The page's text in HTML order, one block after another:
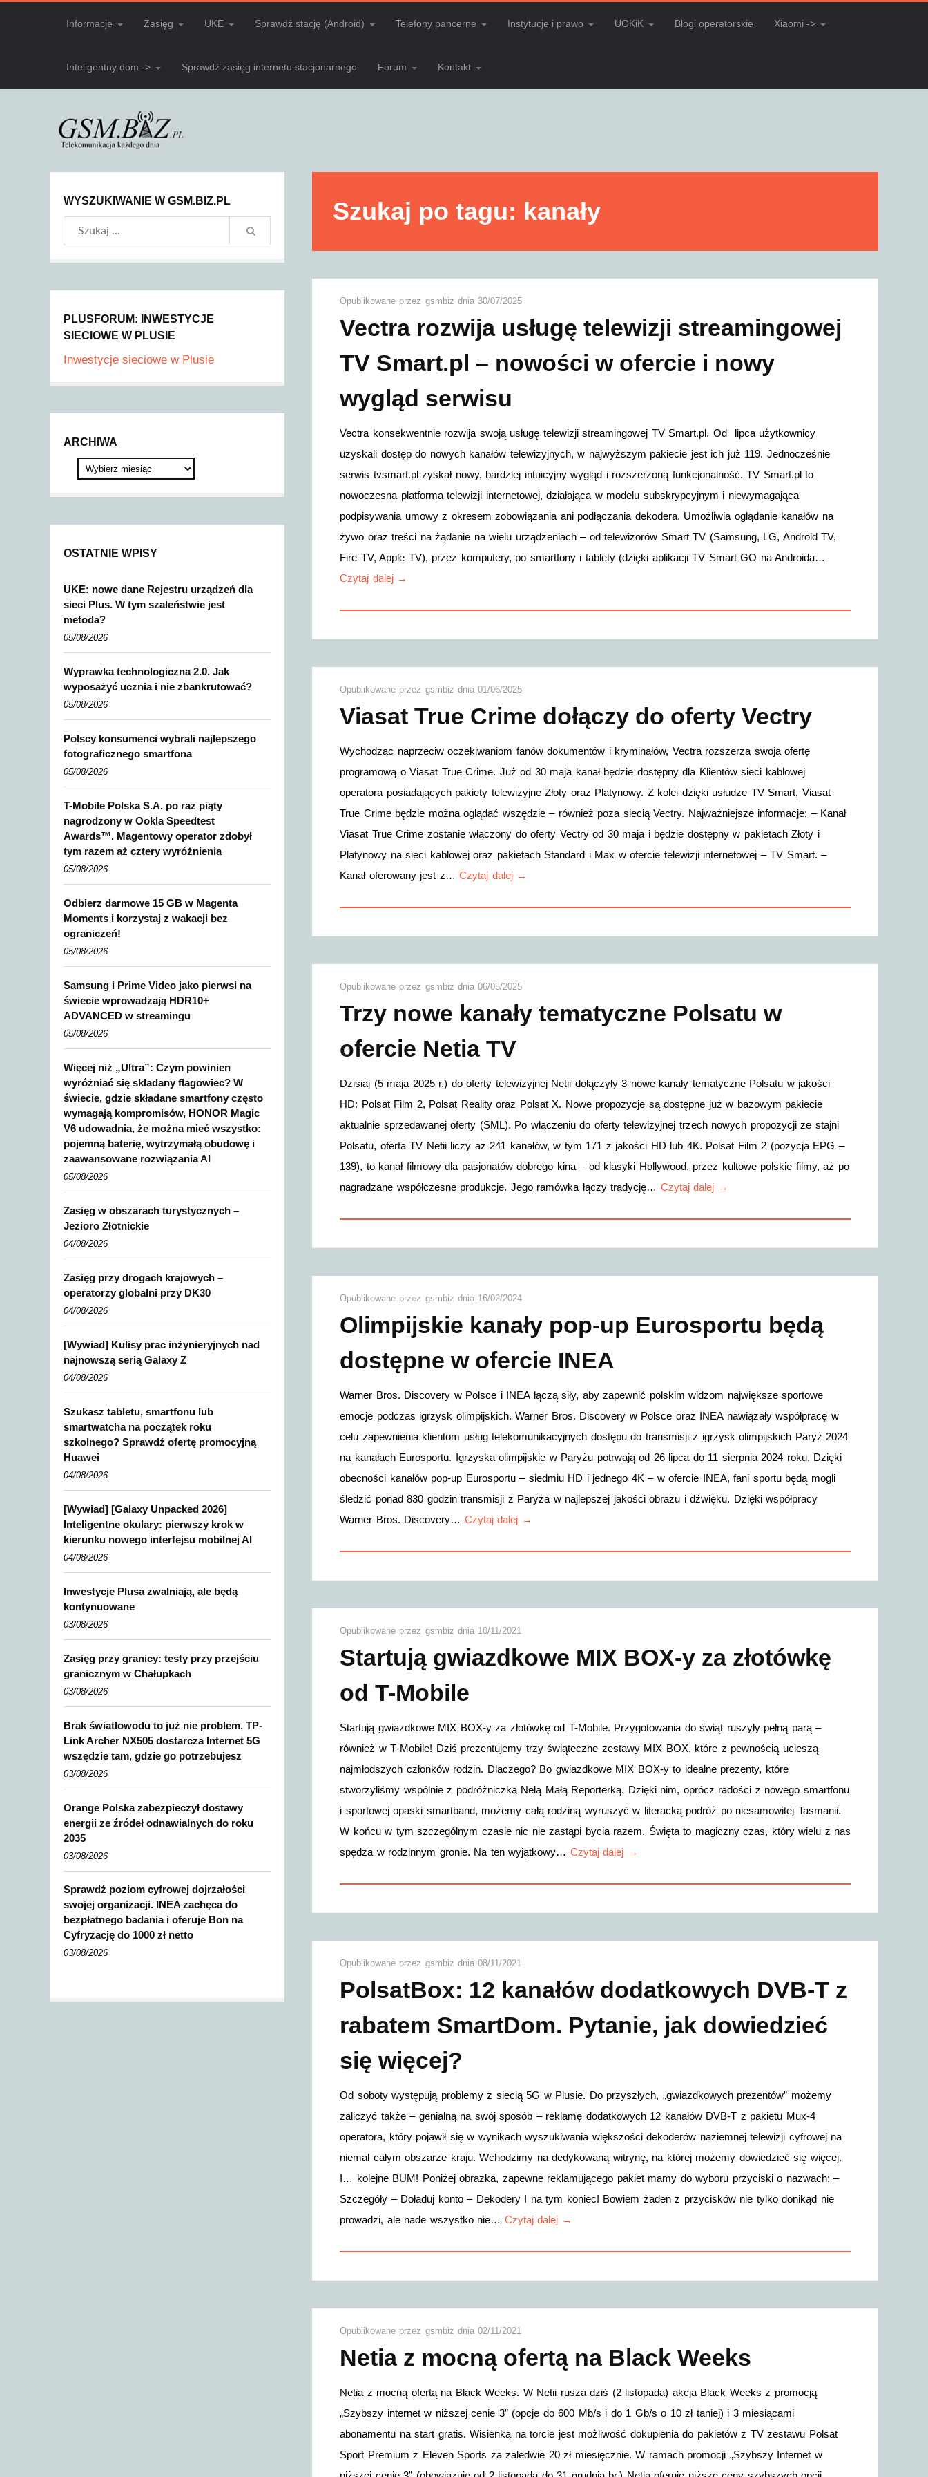
Informacje Zasięg UKE Sprawdź stację (Android) Telefony pancerne Instytucje i prawo UOKiK Blogi operatorskie Xiaomi ->
Inteligentny dom -> Sprawdź zasięg internetu stacjonarnego Forum Kontakt
Szukaj po tagu: kanały
Opublikowane przez gsmbiz dnia 30/07/2025
Vectra rozwija usługę telewizji streamingowej
TV Smart.pl – nowości w ofercie i nowy
wygląd serwisu
Vectra konsekwentnie rozwija swoją usługę telewizji streamingowej TV Smart.pl. Od lipca użytkownicy
uzyskali dostęp do nowych kanałów telewizyjnych, w najwyższym pakiecie jest ich już 119. Jednocześnie
serwis tvsmart.pl zyskał nowy, bardziej intuicyjny wygląd i rozszerzoną funkcjonalność. TV Smart.pl to
nowoczesna platforma telewizji internetowej, działająca w modelu subskrypcyjnym i niewymagająca
podpisywania umowy z okresem zobowiązania ani podłączania dekodera. Umożliwia oglądanie kanałów na
żywo oraz treści na żądanie na wielu urządzeniach – od telewizorów Smart TV (Samsung, LG, Android TV,
Fire TV, Apple TV), przez komputery, po smartfony i tablety (dzięki aplikacji TV Smart GO na Androida…
Czytaj dalej →
Opublikowane przez gsmbiz dnia01/06/2025
Viasat True Crime dołączy do oferty Vectry
Wychodząc naprzeciw oczekiwaniom fanów dokumentów i kryminałów, Vectra rozszerza swoją ofertę
programową o Viasat True Crime. Już od 30 maja kanał będzie dostępny dla Klientów sieci kablowej
operatora posiadających pakiety telewizyjne Złoty oraz Platynowy. Z kolei dzięki usłudze TV Smart, Viasat
True Crime będzie można oglądać wszędzie – również poza siecią Vectry. Najważniejsze informacje: – Kanał
Viasat True Crime zostanie włączony do oferty Vectry od 30 maja i będzie dostępny w pakietach Złoty i
Platynowy na sieci kablowej oraz pakietach Standard i Max w ofercie telewizji internetowej – TV Smart. –
Kanał oferowany jest z… Czytaj dalej →
Opublikowane przez gsmbiz dnia06/05/2025
Trzy nowe kanały tematyczne Polsatu w
ofercie Netia TV
Dzisiaj (5 maja 2025 r.) do oferty telewizyjnej Netii dołączyły 3 nowe kanały tematyczne Polsatu w jakości
HD: Polsat Film 2, Polsat Reality oraz Polsat X. Nowe propozycje są dostępne już w bazowym pakiecie
aktualnie sprzedawanej oferty (SML). Po włączeniu do oferty telewizyjnej trzech nowych propozycji ze stajni
Polsatu, oferta TV Netii liczy aż 241 kanałów, w tym 171 z jakości HD lub 4K. Polsat Film 2 (pozycja EPG –
139), to kanał filmowy dla pasjonatów dobrego kina – od klasyki Hollywood, przez kultowe polskie filmy, aż po
nagradzane współczesne produkcje. Jego ramówka łączy tradycję… Czytaj dalej →
Opublikowane przez gsmbiz dnia 16/02/2024
Olimpijskie kanały pop-up Eurosportu będą
dostępne w ofercie INEA
Warner Bros. Discovery w Polsce i INEA łączą siły, aby zapewnić polskim widzom największe sportowe
emocje podczas igrzysk olimpijskich. Warner Bros. Discovery w Polsce oraz INEA nawiązały współpracę w
celu zapewnienia klientom usług telekomunikacyjnych dostępu do transmisji z igrzysk olimpijskich Paryż 2024
na kanałach Eurosportu. Igrzyska olimpijskie w Paryżu potrwają od 26 lipca do 11 sierpnia 2024 roku. Dzięki
obecności kanałów pop-up Eurosportu – siedmiu HD i jednego 4K – w ofercie INEA, fani sportu będą mogli
śledzić ponad 830 godzin transmisji z Paryża w najlepszej jakości obrazu i dźwięku. Dzięki współpracy
Warner Bros. Discovery… Czytaj dalej →
Opublikowane przez gsmbiz dnia 10/11/2021
Startują gwiazdkowe MIX BOX-y za złotówkę
od T-Mobile
Startują gwiazdkowe MIX BOX-y za złotówkę od T-Mobile. Przygotowania do świąt ruszyły pełną parą –
również w T‑Mobile! Dziś prezentujemy trzy świąteczne zestawy MIX BOX, które z pewnością ucieszą
najmłodszych członków rodzin. Dlaczego? Bo gwiazdkowe MIX BOX-y to idealne prezenty, które
stworzyliśmy wspólnie z podróżniczką Nelą Małą Reporterką. Dzięki nim, oprócz radości z nowego smartfonu
i sportowej opaski smartband, możemy całą rodziną wyruszyć w literacką podróż po niesamowitej Tasmanii.
W końcu w tym szczególnym czasie nic nie zastąpi bycia razem. Święta to magiczny czas, który wielu z nas
spędza w rodzinnym gronie. Na ten wyjątkowy… Czytaj dalej →
Opublikowane przez gsmbiz dnia08/11/2021
PolsatBox: 12 kanałów dodatkowych DVB-T z
rabatem SmartDom. Pytanie, jak dowiedzieć
się więcej?
Od soboty występują problemy z siecią 5G w Plusie. Do przyszłych, „gwiazdkowych prezentów” możemy
zaliczyć także – genialną na swój sposób – reklamę dodatkowych 12 kanałów DVB-T z pakietu Mux-4
operatora, który pojawił się w wynikach wyszukiwania większości dekoderów naziemnej telewizji cyfrowej na
niemal całym obszarze kraju. Wchodzimy na dedykowaną witrynę, na której możemy dowiedzieć się więcej.
I… kolejne BUM! Poniżej obrazka, zapewne reklamującego pakiet mamy do wyboru przyciski o nazwach: –
Szczegóły – Doładuj konto – Dekodery I na tym koniec! Bowiem żaden z przycisków nie tylko donikąd nie
prowadzi, ale nade wszystko nie… Czytaj dalej →
Opublikowane przez gsmbiz dnia02/11/2021
Netia z mocną ofertą na Black Weeks
Netia z mocną ofertą na Black Weeks. W Netii rusza dziś (2 listopada) akcja Black Weeks z promocją
„Szybszy internet w niższej cenie 3” (opcje do 600 Mb/s i do 1 Gb/s o 10 zł taniej) i 3 miesiącami
abonamentu na start gratis. Wisienką na torcie jest możliwość dokupienia do pakietów z TV zestawu Polsat
Sport Premium z Eleven Sports za zaledwie 20 zł miesięcznie. W ramach promocji „Szybszy Internet w
WYSZUKIWANIE W GSM.BIZ.PL
PLUSFORUM: INWESTYCJE
SIECIOWE W PLUSIE
Inwestycje sieciowe w Plusie
ARCHIWA
OSTATNIE WPISY
UKE: nowe dane Rejestru urządzeń dla
sieci Plus. W tym szaleństwie jest
metoda?
05/08/2026
Wyprawka technologiczna 2.0. Jak
wyposażyć ucznia i nie zbankrutować?
05/08/2026
Polscy konsumenci wybrali najlepszego
fotograficznego smartfona
05/08/2026
T-Mobile Polska S.A. po raz piąty
nagrodzony w Ookla Speedtest
Awards™. Magentowy operator zdobył
tym razem aż cztery wyróżnienia
05/08/2026
Odbierz darmowe 15 GB w Magenta
Moments i korzystaj z wakacji bez
ograniczeń!
05/08/2026
Samsung i Prime Video jako pierwsi na
świecie wprowadzają HDR10+
ADVANCED w streamingu
05/08/2026
Więcej niż „Ultra”: Czym powinien
wyróżniać się składany flagowiec? W
świecie, gdzie składane smartfony często
wymagają kompromisów, HONOR Magic
V6 udowadnia, że można mieć wszystko:
pojemną baterię, wytrzymałą obudowę i
zaawansowane rozwiązania AI
05/08/2026
Zasięg w obszarach turystycznych –
Jezioro Złotnickie
04/08/2026
Zasięg przy drogach krajowych –
operatorzy globalni przy DK30
04/08/2026
[Wywiad] Kulisy prac inżynieryjnych nad
najnowszą serią Galaxy Z
04/08/2026
Szukasz tabletu, smartfonu lub
smartwatcha na początek roku
szkolnego? Sprawdź ofertę promocyjną
Huawei
04/08/2026
[Wywiad] [Galaxy Unpacked 2026]
Inteligentne okulary: pierwszy krok w
kierunku nowego interfejsu mobilnej AI
04/08/2026
Inwestycje Plusa zwalniają, ale będą
kontynuowane
03/08/2026
Zasięg przy granicy: testy przy przejściu
granicznym w Chałupkach
03/08/2026
Brak światłowodu to już nie problem. TP-
Link Archer NX505 dostarcza Internet 5G
wszędzie tam, gdzie go potrzebujesz
03/08/2026
Orange Polska zabezpieczył dostawy
energii ze źródeł odnawialnych do roku
2035
03/08/2026
Sprawdź poziom cyfrowej dojrzałości
swojej organizacji. INEA zachęca do
bezpłatnego badania i oferuje Bon na
Cyfryzację do 1000 zł netto
03/08/2026